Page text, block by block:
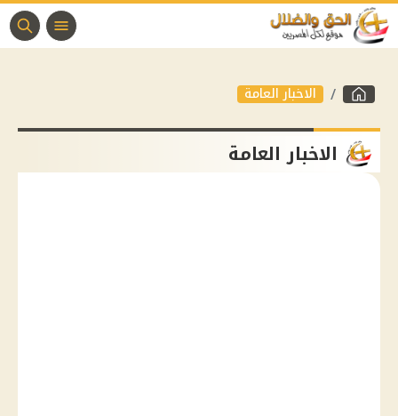
الاخبار العامة
الاخبار العامة